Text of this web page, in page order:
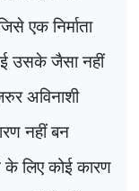
एक निर्माता
उसके जैसा नहीं
अविनाशी
नहीं बन
लिए कोई कारण